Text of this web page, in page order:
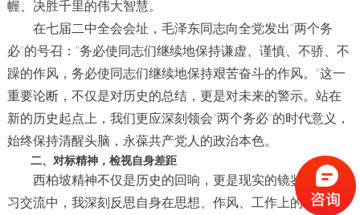
幄、决胜千里的伟大智慧。
在七届二中全会会址，毛泽东同志向全党发出“两个务
必”的号召：“务必使同志们继续地保持谦虚、谨慎、不骄、不
躁的作风，务必使同志们继续地保持艰苦奋斗的作风。”这一
重要论断，不仅是对历史的总结，更是对未来的警示。站在
新的历史起点上，我们更应深刻领会“两个务必”的时代意义，
始终保持清醒头脑，永葆共产党人的政治本色。
二、对标精神，检视自身差距
西柏坡精神不仅是历史的回响，更是现实的镜鉴。在学
习交流中，我深刻反思自身在思想、作风、工作上的不足：